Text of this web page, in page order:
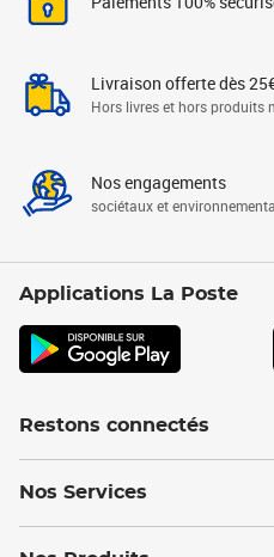
Livraison offerte dès
Hors livres et hors produits
Nos engagements
sociétaux et
Applications La Poste
Restons connectés
Nos Services